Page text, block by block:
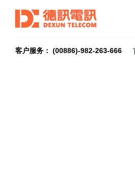
客户服务： (00886)-982-263-666